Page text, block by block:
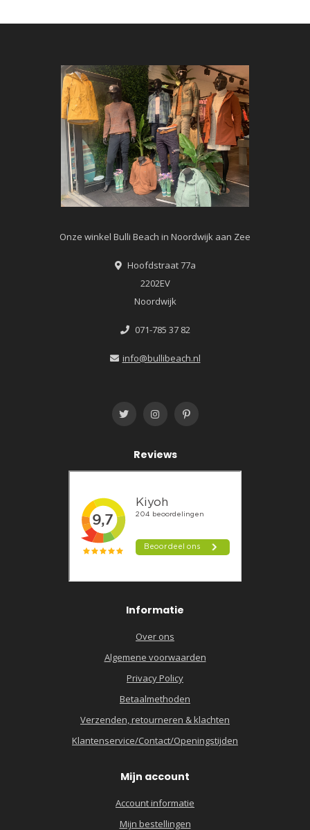
Onze winkel Bulli Beach in Noordwijk aan Zee
Hoofdstraat 77a
2202EV
Noordwijk
071-785 37 82
info@bullibeach.nl
Reviews
Informatie
Over ons
Algemene voorwaarden
Privacy Policy
Betaalmethoden
Verzenden, retourneren & klachten
Klantenservice/Contact/Openingstijden
Mijn account
Account informatie
Mijn bestellingen